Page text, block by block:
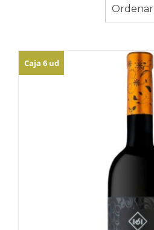
Caja 6 ud